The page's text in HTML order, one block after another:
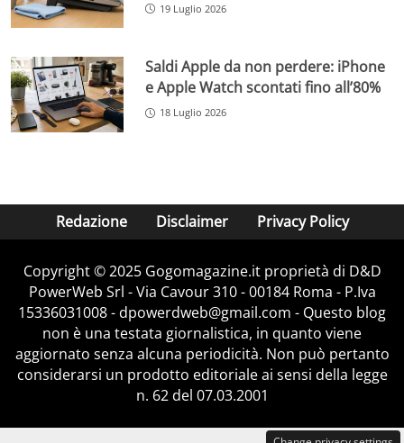
19 Luglio 2026
Saldi Apple da non perdere: iPhone
e Apple Watch scontati fino all’80%
18 Luglio 2026
Redazione Disclaimer Privacy Policy
Copyright © 2025 Gogomagazine.it proprietà di D&D
PowerWeb Srl - Via Cavour 310 - 00184 Roma - P.Iva
15336031008 - dpowerdweb@gmail.com - Questo blog
non è una testata giornalistica, in quanto viene
aggiornato senza alcuna periodicità. Non può pertanto
considerarsi un prodotto editoriale ai sensi della legge
n. 62 del 07.03.2001